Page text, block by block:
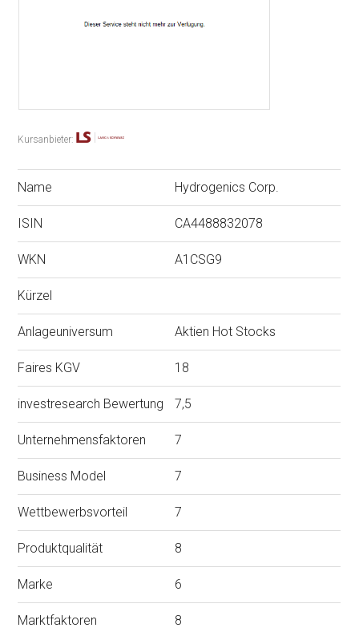
Kursanbieter:
Name Hydrogenics Corp.
ISIN CA4488832078
WKN A1CSG9
Kürzel
Anlageuniversum Aktien Hot Stocks
Faires KGV 18
investresearch Bewertung 7,5
Unternehmensfaktoren 7
Business Model 7
Wettbewerbsvorteil 7
Produktqualität 8
Marke 6
Marktfaktoren 8